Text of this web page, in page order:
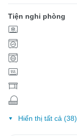
Tiện nghi phòng
Hiển thị tất cả (38)